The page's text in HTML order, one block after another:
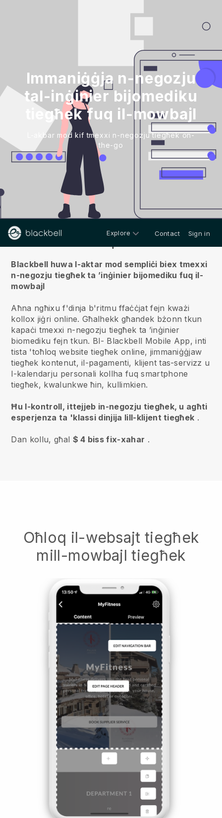
Immaniġġja n-negozju
tal-inġinier bijomediku
tiegħek fuq il-mowbajl
L-akbar mod kif tmexxi n-negozju tiegħek on-
the-go
Explore Contact Sign in
Blackbell huwa l-aktar mod sempliċi biex tmexxi
n-negozju tiegħek ta ’inġinier bijomediku fuq il-
mowbajl
Aħna ngħixu f'dinja b'ritmu ffaċċjat fejn kważi
kollox jiġri online.Għalhekk għandek bżonn tkun
kapaċi tmexxi n-negozju tiegħek ta ’inġinier
biomediku fejn tkun. Bl- Blackbell Mobile App, inti
tista 'toħloq website tiegħek online, jimmaniġġjaw
tiegħek kontenut, il-pagamenti, klijent tas-servizz u
l-kalendarju personali kollha fuq smartphone
tiegħek, kwalunkwe ħin, kullimkien.
Ħu l-kontroll, ittejjeb in-negozju tiegħek, u agħti
esperjenza ta 'klassi dinjija lill-klijent tiegħek .
Dan kollu, għal $ 4 biss fix-xahar .
Oħloq il-websajt tiegħek
mill-mowbajl tiegħek